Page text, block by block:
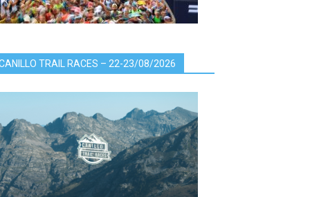
TRAIL RACES – 22-23/08/2026